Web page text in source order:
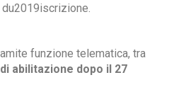
funzione telematica, tra
abilitazione dopo il 27